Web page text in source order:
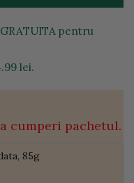
pentru
lei.
cumperi pachetul.
85g